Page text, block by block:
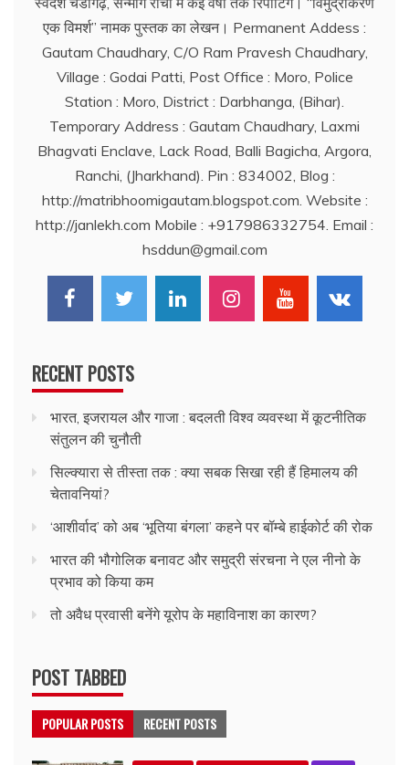
एक विमर्श’’ नामक पुस्तक का लेखन। Permanent Addess :
Gautam Chaudhary, C/O Ram Pravesh Chaudhary,
Village : Godai Patti, Post Office : Moro, Police
Station : Moro, District : Darbhanga, (Bihar).
Temporary Address : Gautam Chaudhary, Laxmi
Bhagvati Enclave, Lack Road, Balli Bagicha, Argora,
Ranchi, (Jharkhand). Pin : 834002, Blog :
http://matribhoomigautam.blogspot.com. Website :
http://janlekh.com Mobile : +917986332754. Email :
hsddun@gmail.com
RECENT POSTS
भारत, इजरायल और गाजा : बदलती विश्व व्यवस्था में कूटनीतिक
संतुलन की चुनौती
सिल्क्यारा से तीस्ता तक : क्या सबक सिखा रही हैं हिमालय की
चेतावनियां?
‘आशीर्वाद’ को अब ‘भूतिया बंगला’ कहने पर बॉम्बे हाईकोर्ट की रोक
भारत की भौगोलिक बनावट और समुद्री संरचना ने एल नीनो के
प्रभाव को किया कम
तो अवैध प्रवासी बनेंगे यूरोप के महाविनाश का कारण?
POST TABBED
POPULAR POSTS RECENT POSTS